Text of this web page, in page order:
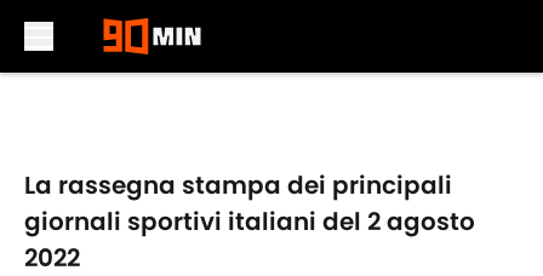
La rassegna stampa dei principali
giornali sportivi italiani del 2 agosto
2022